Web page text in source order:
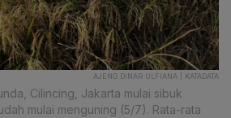
AJENG DINAR ULFIANA | KATADATA
Cilincing, Jakarta mulai sibuk
mulai menguning (5/7). Rata-rata